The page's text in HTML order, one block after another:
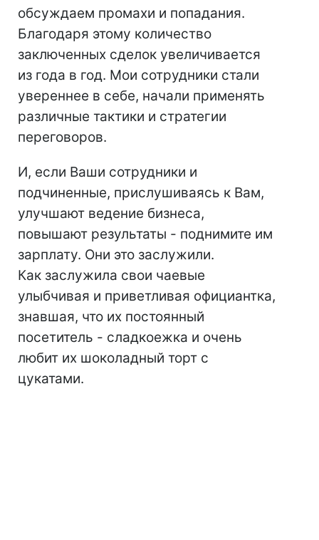
обсуждаем промахи и попадания.
Благодаря этому количество
заключенных сделок увеличивается
из года в год. Мои сотрудники стали
увереннее в себе, начали применять
различные тактики и стратегии
переговоров.
И, если Ваши сотрудники и
подчиненные, прислушиваясь к Вам,
улучшают ведение бизнеса,
повышают результаты - поднимите им
зарплату. Они это заслужили.
Как заслужила свои чаевые
улыбчивая и приветливая официантка,
знавшая, что их постоянный
посетитель - сладкоежка и очень
любит их шоколадный торт с
цукатами.